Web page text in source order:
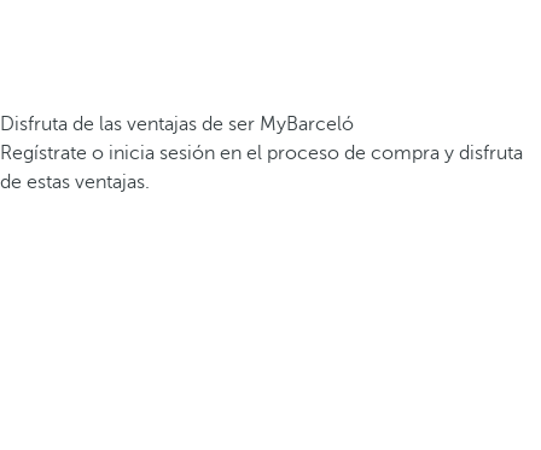
Disfruta de las ventajas de ser MyBarceló
Regístrate o inicia sesión en el proceso de compra y disfruta
de estas ventajas.